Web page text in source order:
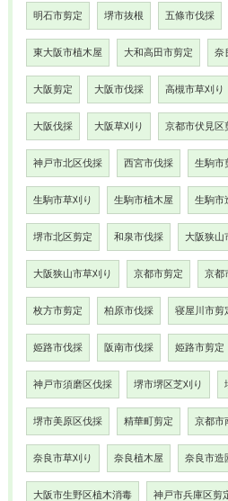
明石市剪定 堺市抜根 五條市伐採
東大阪市植木屋 大和高田市剪定 奈
大阪剪定 大阪市伐採 高槻市草刈り
大阪伐採 大阪草刈り 京都市伏見区
神戸市北区伐採 西宮市伐採 生駒市
生駒市草刈り 生駒市植木屋 生駒市
堺市北区剪定 和泉市伐採 大阪狭山
大阪狭山市草刈り 京都市剪定 京都
枚方市剪定 柏原市伐採 寝屋川市剪
姫路市伐採 阪南市伐採 姫路市剪定
神戸市須磨区伐採 堺市堺区芝刈り
堺市美原区伐採 精華町剪定 京都市
奈良市草刈り 奈良植木屋 奈良市造
大阪市生野区植木消毒 神戸市兵庫区剪